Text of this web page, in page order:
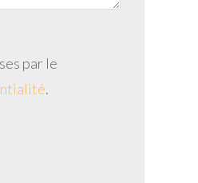
par le
.